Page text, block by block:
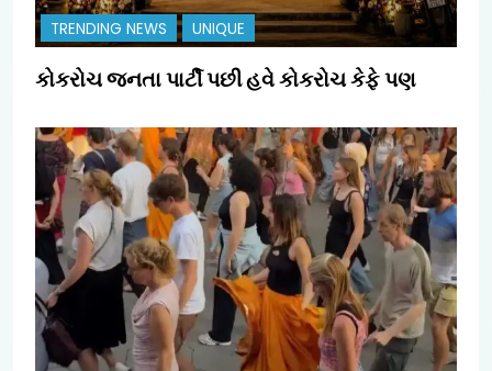
TRENDING NEWS UNIQUE
કોકરોચ જનતા પાર્ટી પછી હવે કોકરોચ કેફે પણ